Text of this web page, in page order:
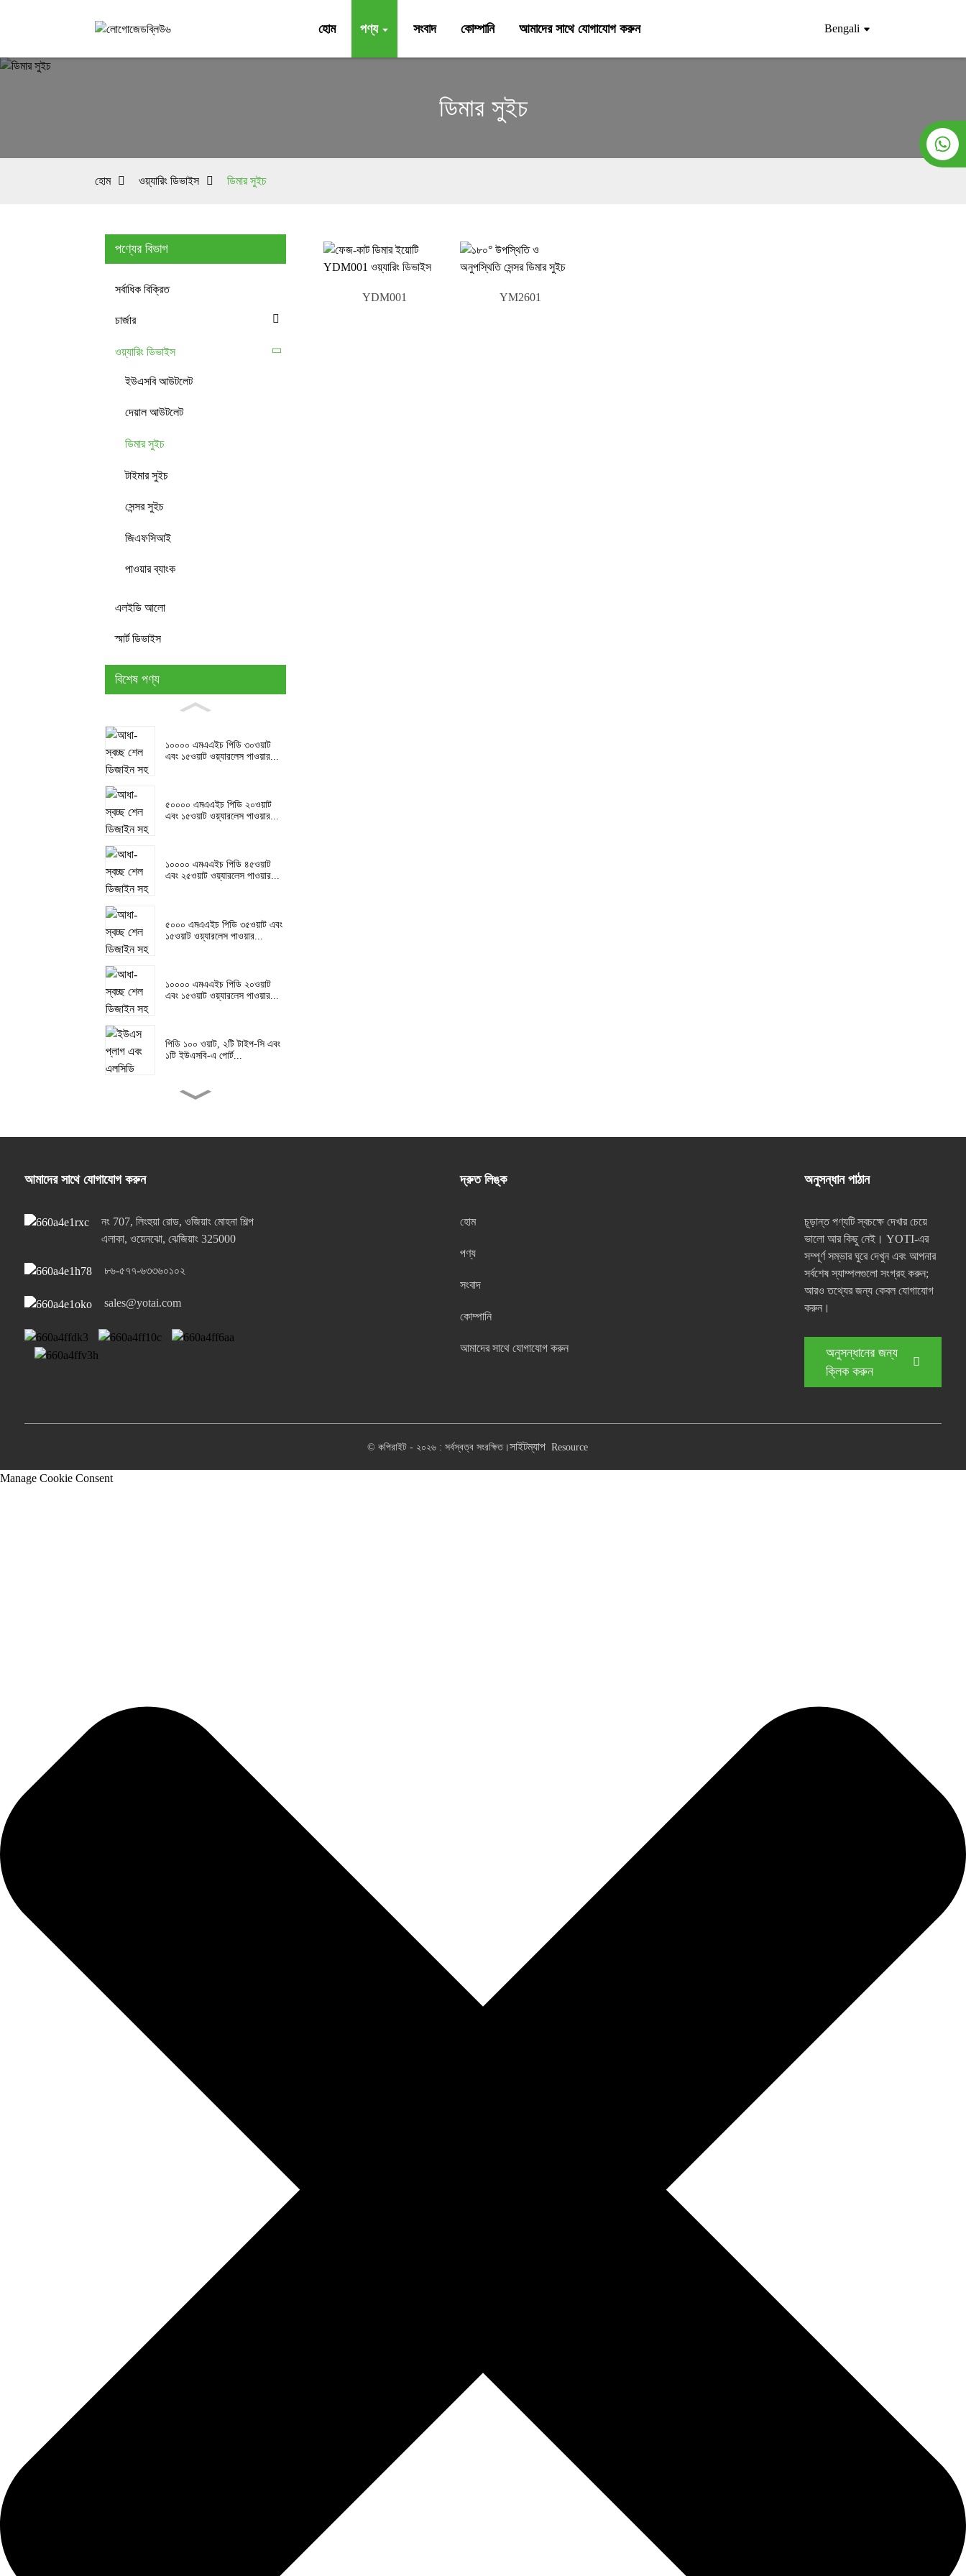
হোম পণ্য সংবাদ কোম্পানি আমাদের সাথে যোগাযোগ করুন Bengali
ডিমার সুইচ
হোম ওয়্যারিং ডিভাইস ডিমার সুইচ
পণ্যের বিভাগ
সর্বাধিক বিক্রিত
চার্জার
ওয়্যারিং ডিভাইস
ইউএসবি আউটলেট
দেয়াল আউটলেট
ডিমার সুইচ
টাইমার সুইচ
সেন্সর সুইচ
জিএফসিআই
পাওয়ার ব্যাংক
এলইডি আলো
স্মার্ট ডিভাইস
বিশেষ পণ্য
১০০০০ এমএএইচ পিডি ৩০ওয়াট
এবং ১৫ওয়াট ওয়্যারলেস পাওয়ার...
৫০০০০ এমএএইচ পিডি ২০ওয়াট
এবং ১৫ওয়াট ওয়্যারলেস পাওয়ার...
১০০০০ এমএএইচ পিডি ৪৫ওয়াট
এবং ২৫ওয়াট ওয়্যারলেস পাওয়ার...
৫০০০ এমএএইচ পিডি ৩৫ওয়াট এবং
১৫ওয়াট ওয়্যারলেস পাওয়ার...
১০০০০ এমএএইচ পিডি ২০ওয়াট
এবং ১৫ওয়াট ওয়্যারলেস পাওয়ার...
পিডি ১০০ ওয়াট, ২টি টাইপ-সি এবং
১টি ইউএসবি-এ পোর্ট...
৬৫ওয়াট সিঙ্গেল টাইপ-সি এবং সিঙ্গেল
ইউএসবি-এ পোর্ট...
YDM001 YM2601
আমাদের সাথে যোগাযোগ করুন
নং 707, লিংহুয়া রোড, ওজিয়াং মোহনা শিল্প
এলাকা, ওয়েনঝো, ঝেজিয়াং 325000
৮৬-৫৭৭-৬৩৩৬০১০২
sales@yotai.com
দ্রুত লিঙ্ক
হোম
পণ্য
সংবাদ
কোম্পানি
আমাদের সাথে যোগাযোগ করুন
অনুসন্ধান পাঠান
চূড়ান্ত পণ্যটি স্বচক্ষে দেখার চেয়ে
ভালো আর কিছু নেই। YOTI-এর
সম্পূর্ণ সম্ভার ঘুরে দেখুন এবং আপনার
সর্বশেষ স্যাম্পলগুলো সংগ্রহ করুন;
আরও তথ্যের জন্য কেবল যোগাযোগ
করুন।
অনুসন্ধানের জন্য
ক্লিক করুন
© কপিরাইট - ২০২৬ : সর্বস্বত্ব সংরক্ষিত। সাইটম্যাপ Resource
Manage Cookie Consent